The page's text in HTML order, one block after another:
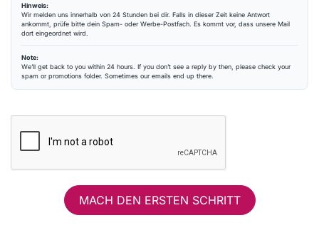
Hinweis:
Wir melden uns innerhalb von 24 Stunden bei dir. Falls in dieser Zeit keine Antwort
ankommt, prüfe bitte dein Spam- oder Werbe-Postfach. Es kommt vor, dass unsere Mail
dort eingeordnet wird.
Note:
We’ll get back to you within 24 hours. If you don’t see a reply by then, please check your
spam or promotions folder. Sometimes our emails end up there.
MACH DEN ERSTEN SCHRITT